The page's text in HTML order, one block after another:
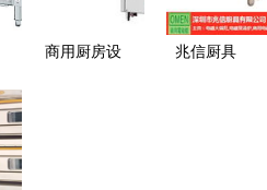
商用厨房设
兆信厨具